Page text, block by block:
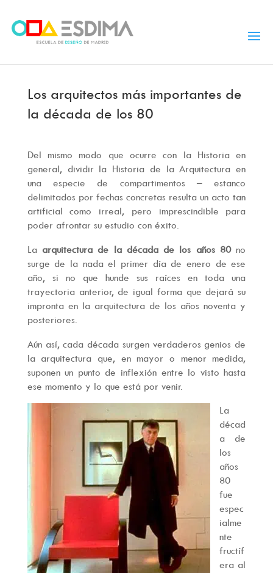
Los arquitectos más importantes de
la década de los 80
Del mismo modo que ocurre con la Historia en
general, dividir la Historia de la Arquitectura en
una especie de compartimentos – estanco
delimitados por fechas concretas resulta un acto tan
artificial como irreal, pero imprescindible para
poder afrontar su estudio con éxito.
Laarquitectura de la década de los años 80no
surge de la nada el primer día de enero de ese
año, si no que hunde sus raíces en toda una
trayectoria anterior, de igual forma que dejará su
impronta en la arquitectura de los años noventa y
posteriores.
Aún así, cada década surgen verdaderos genios de
la arquitectura que, en mayor o menor medida,
suponen un punto de inflexión entre lo visto hasta
ese momento y lo que está por venir.
La
décad
a de
los
años
80
fue
espec
ialme
nte
fructíf
era al